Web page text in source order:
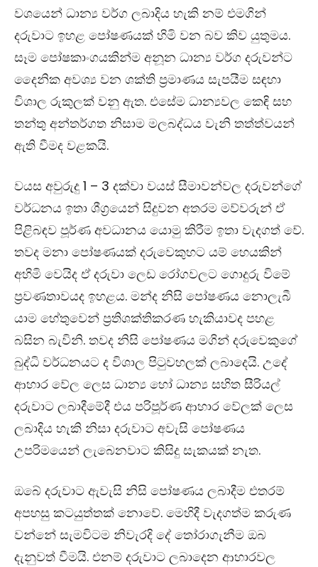
වශයෙන් ධාන්‍ය වර්ග ලබාදිය හැකි නම් එමගින්
දරුවාට ඉහළ පෝෂණයක් හිමි වන බව කිව යුතුමය.
සෑම පෝෂකාංගයකින්ම අනූන ධාන්‍ය වර්ග දරුවන්ට
දෛනික අවශ්‍ය වන ශක්ති ප‍්‍රමාණය සැපයීම සඳහා
විශාල රුකුලක් වනු ඇත. එසේම ධාන්‍යවල කෙඳි සහ
තන්තු අන්තර්ගත නිසාම මලබද්ධය වැනි තත්ත්වයන්
ඇති වීමද වළකයි.
වයස අවුරුදු 1 – 3 දක්වා වයස් සීමාවන්වල දරුවන්ගේ
වර්ධනය ඉතා ශීග‍්‍රයෙන් සිදුවන අතරම මව්වරුන් ඒ
පිළිබඳව පූර්ණ අවධානය යොමු කිරීම ඉතා වැදගත් වේ.
තවද මනා පෝෂණයක් දරුවෙකුහට යම් හෙයකින්
අහිමි වෙයිද ඒ දරුවා ලෙඩ රෝගවලට ගොදුරු විමේ
ප‍්‍රවණතාවයද ඉහළය. මන්ද නිසි පෝෂණය නොලැබී
යාම හේතුවෙන් ප‍්‍රතිශක්තිකරණ හැකියාවද පහළ
බසින බැවිනි. තවද නිසි පෝෂණය මගින් දරුවෙකුගේ
බුද්ධි වර්ධනයට ද විශාල පිටුවහලක් ලබාදෙයි. උදේ
ආහාර වේල ලෙස ධාන්‍ය හෝ ධාන්‍ය සහිත සීරියල්
දරුවාට ලබාදීමේදී එය පරිපූර්ණ ආහාර වේලක් ලෙස
ලබාදිය හැකි නිසා දරුවාට අවැසි පෝෂණය
උපරිමයෙන් ලැබෙනවාට කිසිදු සැකයක් නැත.
ඔබේ දරුවාට ඇවැසි නිසි පෝෂණය ලබාදීම එතරම්
අපහසු කටයුත්තක් නොවේ. මෙහිදී වැදගත්ම කරුණ
වන්නේ සැමවිටම නිවැරදි දේ තෝරාගැනීම ඔබ
දැනුවත් වීමයි. එනම් දරුවාට ලබාදෙන ආහාරවල